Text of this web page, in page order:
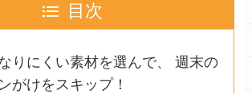
目次
りにくい素材を選んで、 週末の
がけをスキップ！